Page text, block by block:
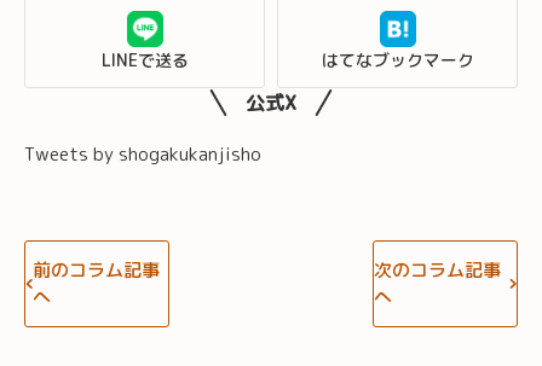
LINEで送る はてなブックマーク
公式X
Tweets by shogakukanjisho
前のコラム記事
へ
次のコラム記事
へ